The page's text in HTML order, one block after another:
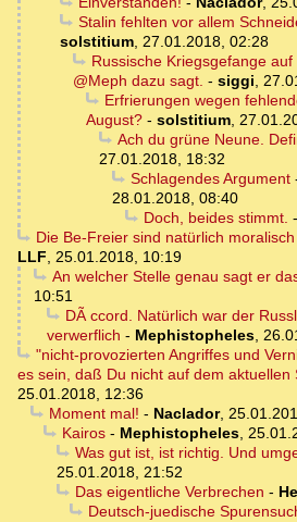
Stalin fehlten vor allem
solstitium, 27.01.2018, 02:28
Russische Kriegsgefange
@Meph dazu sagt. - siggi,
Erfrierungen wegen
August? - solstitium,
Ach du grüne Neune.
27.01.2018, 18:32
Schlagendes Argument
28.01.2018, 08:40
Doch, beides stimmt. -
Die Be-Freier sind natürlich
LLF, 25.01.2018, 10:19
An welcher Stelle genau sagt er
10:51
DÃ ccord. Natürlich war der
verwerflich - Mephistopheles,
"nicht-provozierten Angriffes und
es sein, daß Du nicht auf dem aktuellen
25.01.2018, 12:36
Moment mal! - Naclador,
Kairos- Mephistopheles,
Was gut ist, ist richtig. Und
25.01.2018, 21:52
Das eigentliche Verbrechen -
Deutsch-juedische